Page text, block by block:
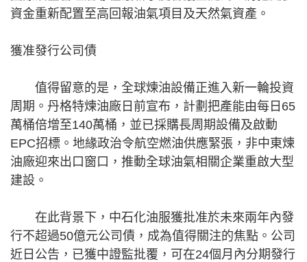
資金重新配置至高回報油氣項目及天然氣資產。
獲准發行公司債
值得留意的是，全球煉油設備正進入新一輪投資
周期。丹格特煉油廠日前宣布，計劃把產能由每日65
萬桶倍增至140萬桶，並已採購長周期設備及啟動
EPC招標。地緣政治令航空燃油供應緊張，非中東煉
油廠迎來出口窗口，推動全球油氣相關企業重啟大型
建設。
在此背景下，中石化油服獲批准於未來兩年內發
行不超過50億元公司債，成為值得關注的焦點。公司
近日公告，已獲中證監批覆，可在24個月內分期發行